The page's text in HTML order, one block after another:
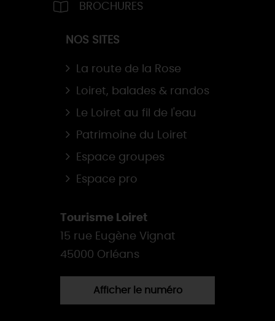
BROCHURES
NOS SITES
La route de la Rose
Loiret, balades & randos
Le Loiret au fil de l'eau
Patrimoine du Loiret
Espace groupes
Espace pro
Tourisme Loiret
15 rue Eugène Vignat
45000 Orléans
Afficher le numéro